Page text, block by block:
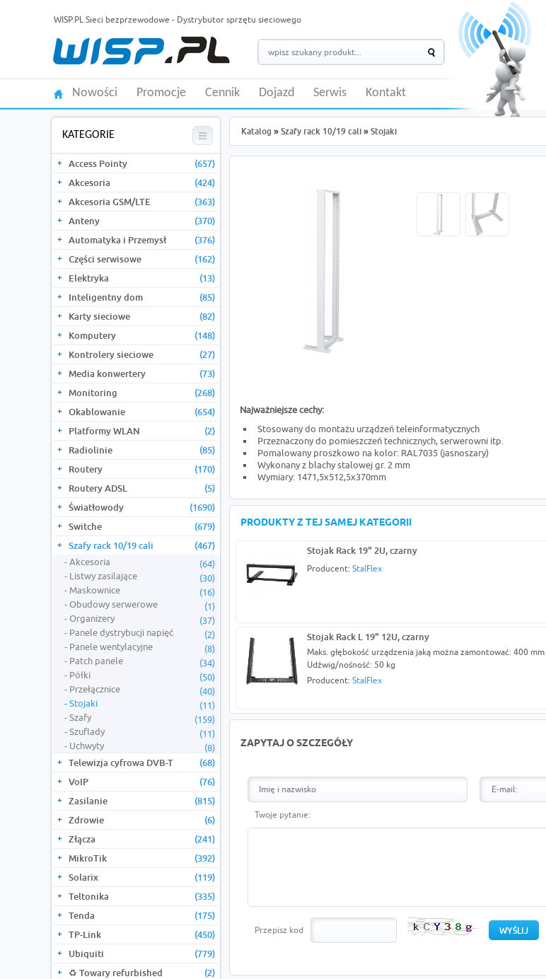
WISP.PL Sieci bezprzewodowe - Dystrybutor sprzętu sieciowego
Nowości Promocje Cennik Dojazd Serwis Kontakt
KATEGORIE
Access Pointy
(657)
Akcesoria
(424)
Akcesoria GSM/LTE
(363)
Anteny
(370)
Automatyka i Przemysł
(376)
Części serwisowe
(162)
Elektryka
(13)
Inteligentny dom
(85)
Karty sieciowe
(82)
Komputery
(148)
Kontrolery sieciowe
(27)
Media konwertery
(73)
Monitoring
(268)
Okablowanie
(654)
Platformy WLAN
(2)
Radiolinie
(85)
Routery
(170)
Routery ADSL
(5)
Światłowody
(1690)
Switche
(679)
Szafy rack 10/19 cali
(467)
Akcesoria
(64)
Listwy zasilające
(30)
Maskownice
(16)
Obudowy serwerowe
(1)
Organizery
(37)
Panele dystrybucji napięć
(2)
Panele wentylacyjne
(8)
Patch panele
(34)
Półki
(50)
Przełącznice
(40)
Stojaki
(11)
Szafy
(159)
Szuflady
(11)
Uchwyty
(8)
Telewizja cyfrowa DVB-T
(68)
VoIP
(76)
Zasilanie
(815)
Zdrowie
(6)
Złącza
(241)
MikroTik
(392)
Solarix
(119)
Teltonika
(335)
Tenda
(175)
TP-Link
(450)
Ubiquiti
(779)
♻️ Towary refurbished
(2)
Katalog » Szafy rack 10/19 cali » Stojaki
Najważniejsze cechy:
Stosowany do montażu urządzeń teleinformatycznych
Przeznaczony do pomieszczeń technicznych, serwerowni itp.
Pomalowany proszkowo na kolor: RAL7035 (jasnoszary)
Wykonany z blachy stalowej gr. 2 mm
Wymiary: 1471,5x512,5x370mm
PRODUKTY Z TEJ SAMEJ KATEGORII
Stojak Rack 19" 2U, czarny
Producent: StalFlex
Stojak Rack L 19" 12U, czarny
Maks. głębokość urządzenia jaką można zamontować: 400 mm
Udźwig/nośność: 50 kg
Producent: StalFlex
ZAPYTAJ O SZCZEGÓŁY
Twoje pytanie:
Przepisz kod